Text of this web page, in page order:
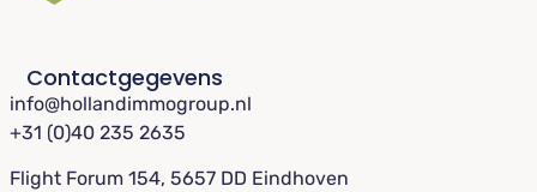
Contactgegevens
info@hollandimmogroup.nl
+31 (0)40 235 2635
Flight Forum 154, 5657 DD Eindhoven